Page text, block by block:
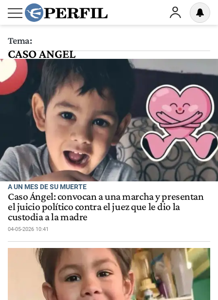
Tema:
CASO ANGEL
A UN MES DE SU MUERTE
Caso Ángel: convocan a una marcha y presentan
el juicio político contra el juez que le dio la
custodia a la madre
04-05-2026 10:41